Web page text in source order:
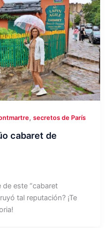
, secretos de París
cabaret de
de este “cabaret
tal reputación? ¡Te